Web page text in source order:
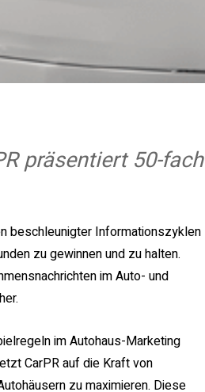
präsentiert 50-fach
beschleunigter Informationszyklen
zu gewinnen und zu halten.
im Auto- und
im Autohaus-Marketing
CarPR auf die Kraft von
zu maximieren. Diese